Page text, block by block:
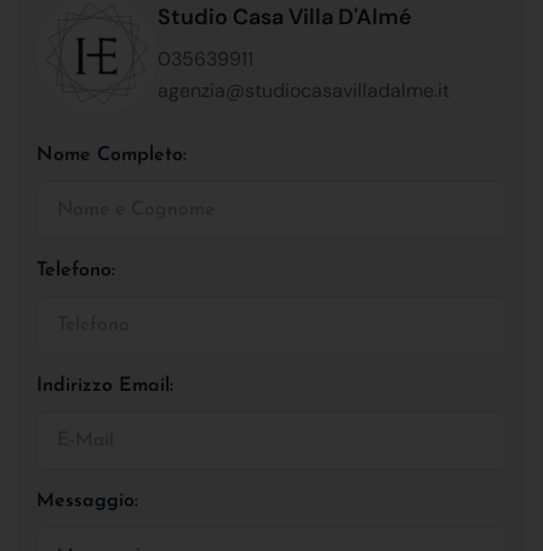
Studio Casa Villa D'Almé
035639911
agenzia@studiocasavilladalme.it
Nome Completo:
Telefono:
Indirizzo Email:
Messaggio: